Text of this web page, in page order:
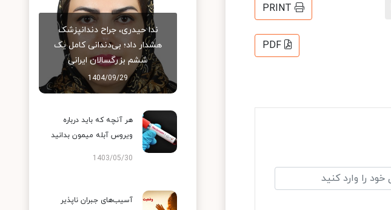
PRINT
PDF
ندا حیدری، جراح دندانپزشک
هشدار داد؛ بی‌دندانی کامل یک
ششم بزرگسالان ایرانی
1404/09/29
هر آنچه که باید درباره
ویروس آبله میمون بدانید
1403/05/30
آسیب‌های جبران ناپذیر